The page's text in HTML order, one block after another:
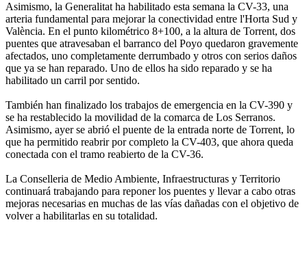
Asimismo, la Generalitat ha habilitado esta semana la CV-33, una
arteria fundamental para mejorar la conectividad entre l'Horta Sud y
València. En el punto kilométrico 8+100, a la altura de Torrent, dos
puentes que atravesaban el barranco del Poyo quedaron gravemente
afectados, uno completamente derrumbado y otros con serios daños
que ya se han reparado. Uno de ellos ha sido reparado y se ha
habilitado un carril por sentido.
También han finalizado los trabajos de emergencia en la CV-390 y
se ha restablecido la movilidad de la comarca de Los Serranos.
Asimismo, ayer se abrió el puente de la entrada norte de Torrent, lo
que ha permitido reabrir por completo la CV-403, que ahora queda
conectada con el tramo reabierto de la CV-36.
La Conselleria de Medio Ambiente, Infraestructuras y Territorio
continuará trabajando para reponer los puentes y llevar a cabo otras
mejoras necesarias en muchas de las vías dañadas con el objetivo de
volver a habilitarlas en su totalidad.